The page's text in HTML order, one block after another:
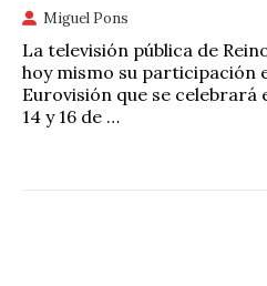
Miguel Pons
La televisión pública de
hoy mismo su participación
Eurovisión que se celebrará
14 y 16 de …